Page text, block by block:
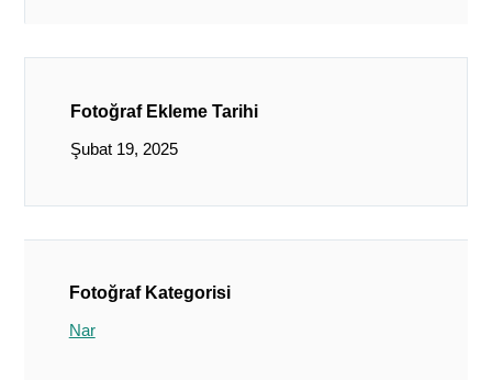
Fotoğraf Ekleme Tarihi
Şubat 19, 2025
Fotoğraf Kategorisi
Nar